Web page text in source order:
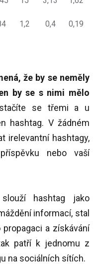
1,2 0,4 0,19
že by se neměly
by se s nimi mělo
se třemi a u
hashtag. V žádném
irelevantní hashtagy,
nebo vaší
hashtag jako
informací, stal
a získávání
patří k jednomu z
na sociálních sítích.